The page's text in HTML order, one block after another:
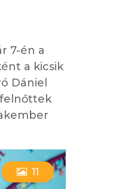
7-én a
a kicsik
Dániel
felnőttek
11